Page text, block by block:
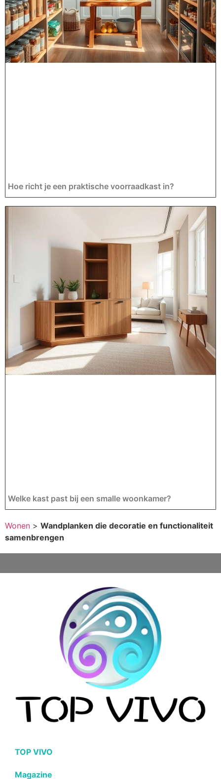
Hoe richt je een praktische voorraadkast in?
Welke kast past bij een smalle woonkamer?
Wonen > Wandplanken die decoratie en functionaliteit
samenbrengen
TOP VIVO
Magazine